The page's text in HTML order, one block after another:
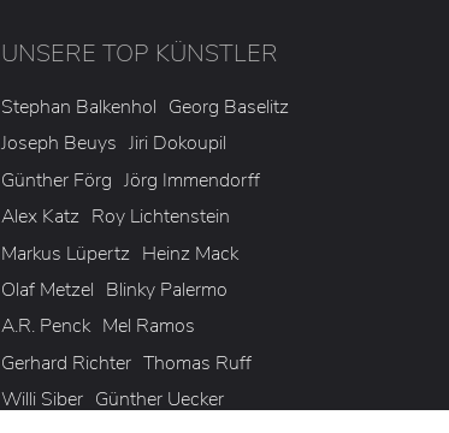
UNSERE TOP KÜNSTLER
Stephan Balkenhol Georg Baselitz
Joseph Beuys Jiri Dokoupil
Günther Förg Jörg Immendorff
Alex Katz Roy Lichtenstein
Markus Lüpertz Heinz Mack
Olaf Metzel Blinky Palermo
A.R. Penck Mel Ramos
Gerhard Richter Thomas Ruff
Willi Siber Günther Uecker